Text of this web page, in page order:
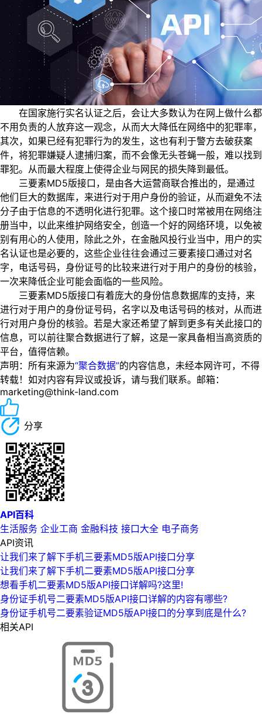
在国家施行实名认证之后，会让大多数认为在网上做什么都
不用负责的人放弃这一观念，从而大大降低在网络中的犯罪率，
其次，如果已经有犯罪行为的发生，这也有利于警方去破获案
件，将犯罪嫌疑人逮捕归案，而不会像无头苍蝇一般，难以找到
罪犯。从而最大程度上使得企业与网民的损失降到最低。
三要素MD5版接口，是由各大运营商联合推出的，是通过
他们巨大的数据库，来进行对于用户身份的验证，从而避免不法
分子由于信息的不透明化进行犯罪。这个接口时常被用在网络注
册当中，以此来维护网络安全，创造一个好的网络环境，以免被
别有用心的人使用，除此之外，在金融风投行业当中，用户的实
名认证也是必要的，这些企业往往会通过三要素接口通过对名
字，电话号码，身份证号的比较来进行对于用户的身份的核验，
一次来降低企业可能会面临的一些风险。
三要素MD5版接口有着庞大的身份信息数据库的支持，来
进行对于用户的身份证号码，名字以及电话号码的核对，从而进
行对用户身份的核验。若是大家还希望了解到更多有关此接口的
信息，可以前往聚合数据进行了解，这是一家具备相当高资质的
平台，值得信赖。
声明：所有来源为“聚合数据”的内容信息，未经本网许可，不得
转载！如对内容有异议或投诉，请与我们联系。邮箱：
marketing@think-land.com
分享
API百科
生活服务 企业工商 金融科技 接口大全 电子商务
API资讯
让我们来了解下手机三要素MD5版API接口分享
让我们来了解下手机二要素MD5版API接口分享
想看手机二要素MD5版API接口详解吗?这里!
身份证手机号二要素MD5版API接口详解的内容有哪些?
身份证手机号二要素验证MD5版API接口的分享到底是什么?
相关API